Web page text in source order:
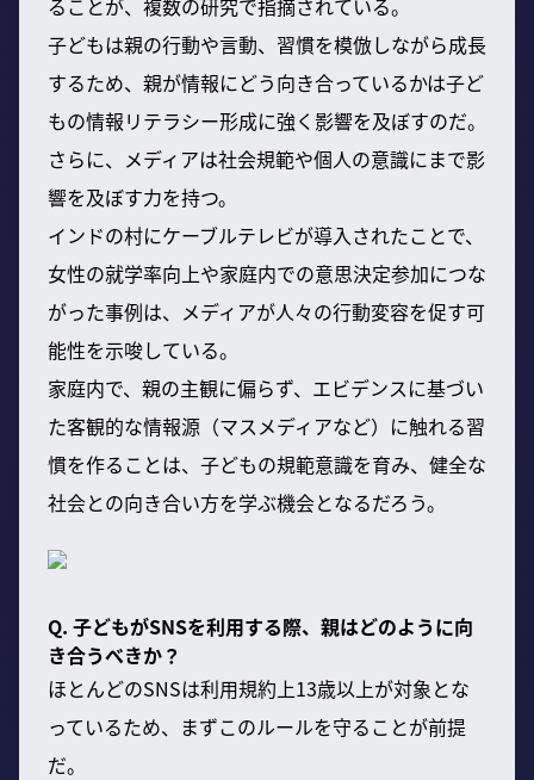
子どもは親の行動や言動、習慣を模倣しながら成長
するため、親が情報にどう向き合っているかは子ど
もの情報リテラシー形成に強く影響を及ぼすのだ。
さらに、メディアは社会規範や個人の意識にまで影
響を及ぼす力を持つ。
インドの村にケーブルテレビが導入されたことで、
女性の就学率向上や家庭内での意思決定参加につな
がった事例は、メディアが人々の行動変容を促す可
能性を示唆している。
家庭内で、親の主観に偏らず、エビデンスに基づい
た客観的な情報源（マスメディアなど）に触れる習
慣を作ることは、子どもの規範意識を育み、健全な
社会との向き合い方を学ぶ機会となるだろう。
Q. 子どもがSNSを利用する際、親はどのように向
き合うべきか？
ほとんどのSNSは利用規約上13歳以上が対象とな
っているため、まずこのルールを守ることが前提
だ。